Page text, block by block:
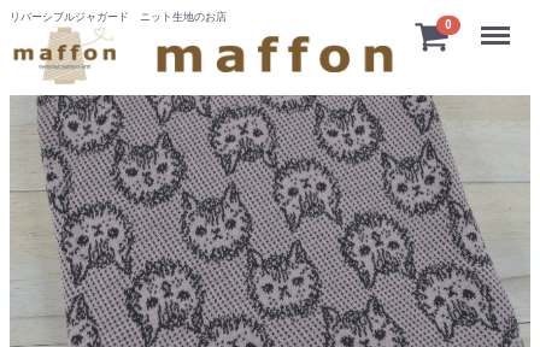
リバーシブルジャガード ニット生地のお店
0 Menu